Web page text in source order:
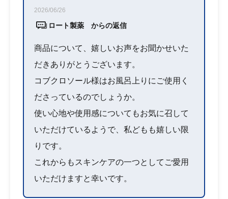
ロート製薬 からの返信
2026/06/26
商品について、嬉しいお声をお聞かせいた
だきありがとうございます。
コブクロソール様はお風呂上りにご使用く
ださっているのでしょうか。
使い心地や使用感についてもお気に召して
いただけているようで、私どもも嬉しい限
りです。
これからもスキンケアの一つとしてご愛用
いただけますと幸いです。